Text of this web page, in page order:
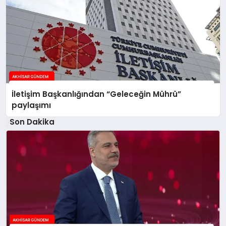
İletişim Başkanlığından “Geleceğin Mührü”
paylaşımı
Son Dakika